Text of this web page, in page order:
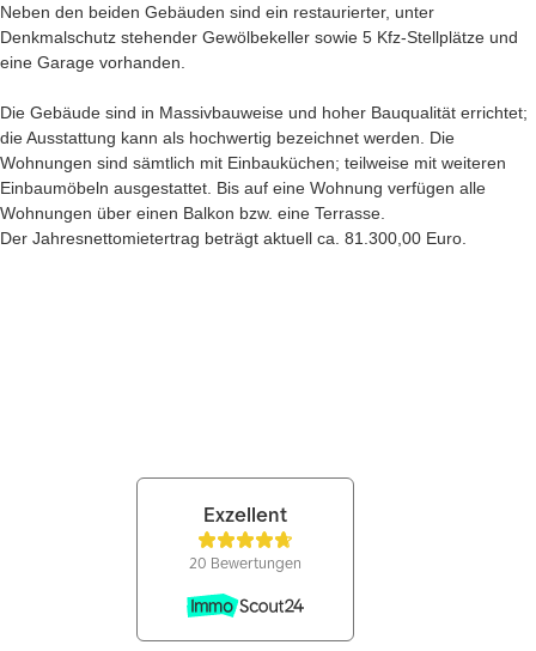
Neben den beiden Gebäuden sind ein restaurierter, unter
Denkmalschutz stehender Gewölbekeller sowie 5 Kfz-Stellplätze und
eine Garage vorhanden.
Die Gebäude sind in Massivbauweise und hoher Bauqualität errichtet;
die Ausstattung kann als hochwertig bezeichnet werden. Die
Wohnungen sind sämtlich mit Einbauküchen; teilweise mit weiteren
Einbaumöbeln ausgestattet. Bis auf eine Wohnung verfügen alle
Wohnungen über einen Balkon bzw. eine Terrasse.
Der Jahresnettomietertrag beträgt aktuell ca. 81.300,00 Euro.